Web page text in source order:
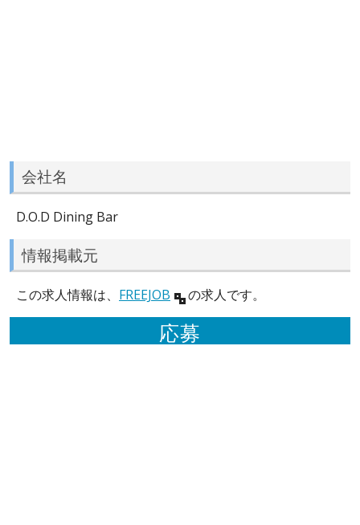
会社名
D.O.D Dining Bar
情報掲載元
この求人情報は、 FREEJOB の求人です。
応募